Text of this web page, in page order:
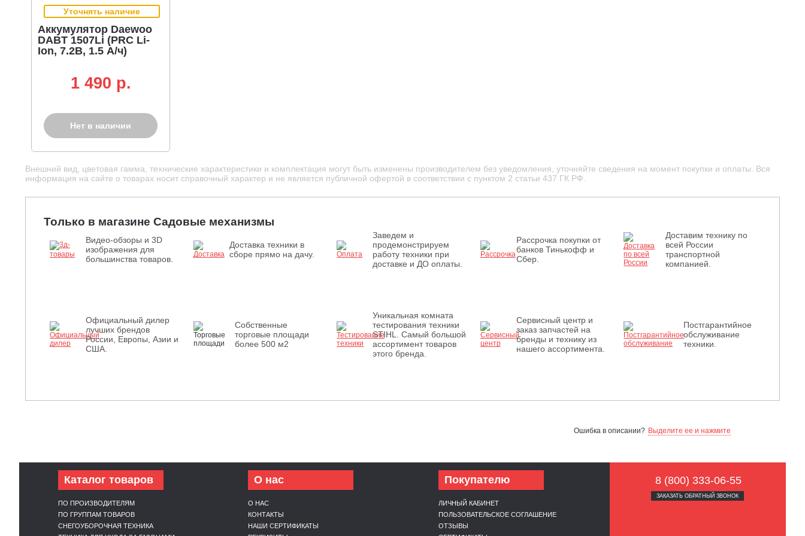
Уточнять наличие
Аккумулятор Daewoo
DABT 1507Li (PRC Li-
Ion, 7.2В, 1.5 А/ч)
1 490 p.
Нет в наличии
Внешний вид, цветовая гамма, технические характеристики и комплектация могут быть изменены производителем без уведомления, уточняйте сведения на момент покупки и оплаты. Вся
информация на сайте о товарах носит справочный характер и не является публичной офертой в соответствии с пунктом 2 статьи 437 ГК РФ.
Только в магазине Садовые механизмы
Видео-обзоры и 3D
изображения для
большинства товаров.
Доставка техники в
сборе прямо на дачу.
Заведем и
продемонстрируем
работу техники при
доставке и ДО оплаты.
Рассрочка покупки от
банков Тинькофф и
Сбер.
Доставим технику по
всей России
транспортной
компанией.
Официальный дилер
лучших брендов
России, Европы, Азии и
США.
Собственные
торговые площади
более 500 м2
Уникальная комната
тестирования техники
STIHL. Самый большой
ассортимент товаров
этого бренда.
Сервисный центр и
заказ запчастей на
бренды и технику из
нашего ассортимента.
Постгарантийное
обслуживание
техники.
Ошибка в описании? Выделите ее и нажмите
Каталог товаров
ПО ПРОИЗВОДИТЕЛЯМ
ПО ГРУППАМ ТОВАРОВ
СНЕГОУБОРОЧНАЯ ТЕХНИКА
О нас
О НАС
КОНТАКТЫ
НАШИ СЕРТИФИКАТЫ
Покупателю
ЛИЧНЫЙ КАБИНЕТ
ПОЛЬЗОВАТЕЛЬСКОЕ СОГЛАШЕНИЕ
ОТЗЫВЫ
8 (800) 333-06-55
ЗАКАЗАТЬ ОБРАТНЫЙ ЗВОНОК